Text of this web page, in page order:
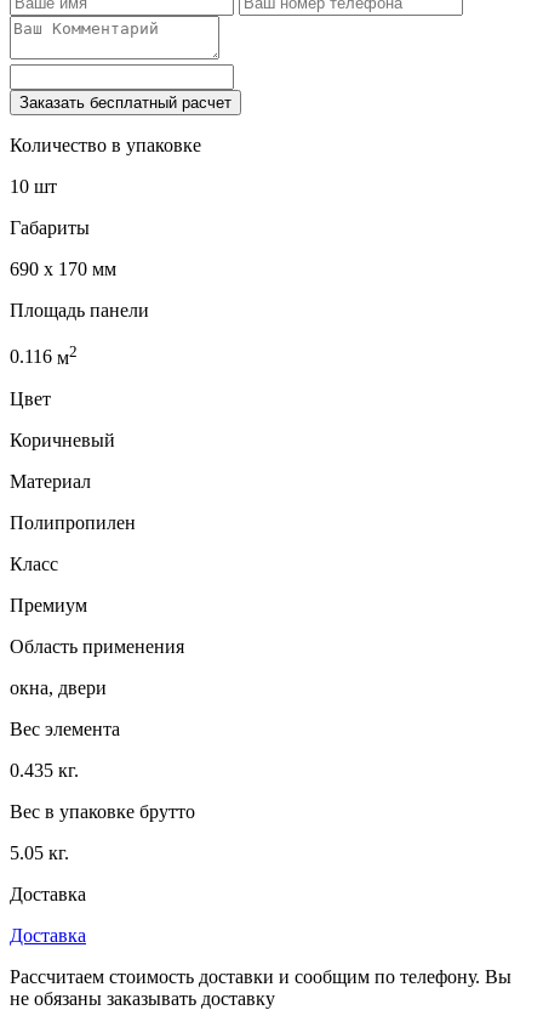
Заказать бесплатный расчет
Количество в упаковке
10 шт
Габариты
690 x 170 мм
Площадь панели
0.116 м2
Цвет
Коричневый
Материал
Полипропилен
Класс
Премиум
Область применения
окна, двери
Вес элемента
0.435 кг.
Вес в упаковке брутто
5.05 кг.
Доставка
Доставка
Рассчитаем стоимость доставки и сообщим по телефону. Вы
не обязаны заказывать доставку